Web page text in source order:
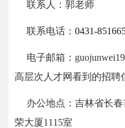
联系人：郭老师
联系电话：0431-
电子邮箱：
高层次人才网看到的招聘
办公地点：吉林省长
荣大厦1115室